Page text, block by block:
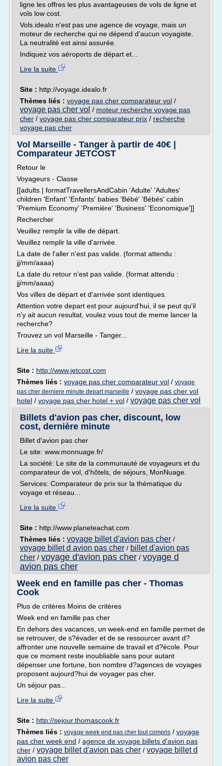
ligne les offres les plus avantageuses de vols de ligne et
vols low cost.
Vols.idealo n'est pas une agence de voyage, mais un
moteur de recherche qui ne dépend d'aucun voyagiste.
La neutralité est ainsi assurée.
Indiquez vos aéroports de départ et...
Lire la suite
Site : http://voyage.idealo.fr
Thèmes liés : voyage pas cher comparateur vol /
voyage pas cher vol / moteur recherche voyage pas
cher / voyage pas cher comparateur prix / recherche
voyage pas cher
Vol Marseille - Tanger à partir de 40€ |
Comparateur JETCOST
Retour le
Voyageurs - Classe
[[adults | formatTravellersAndCabin 'Adulte' 'Adultes'
children 'Enfant' 'Enfants' babies 'Bébé' 'Bébés' cabin
'Premium Economy' 'Première' 'Business' 'Economique']]
Rechercher
Veuillez remplir la ville de départ.
Veuillez remplir la ville d'arrivée.
La date de l'aller n'est pas valide. (format attendu :
jj/mm/aaaa)
La date du retour n'est pas valide. (format attendu :
jj/mm/aaaa)
Vos villes de départ et d'arrivée sont identiques.
Attention votre depart est pour aujourd'hui, il se peut qu'il
n'y ait aucun resultat, voulez vous tout de meme lancer la
recherche?
Trouvez un vol Marseille - Tanger...
Lire la suite
Site : http://www.jetcost.com
Thèmes liés : voyage pas cher comparateur vol / voyage
pas cher derniere minute depart marseille / voyage pas cher vol
hotel / voyage pas cher hotel + vol / voyage pas cher vol
Billets d'avion pas cher, discount, low
cost, dernière minute
Billet d'avion pas cher
Le site: www.monnuage.fr/
La société: Le site de la communauté de voyageurs et du
comparateur de vol, d'hôtels, de séjours, MonNuage.
Services: Comparateur de prix sur la thématique du
voyage et réseau...
Lire la suite
Site : http://www.planeteachat.com
Thèmes liés : voyage billet d'avion pas cher /
voyage billet d avion pas cher / billet d'avion pas
cher / voyage d'avion pas cher / voyage d
avion pas cher
Week end en famille pas cher - Thomas
Cook
Plus de critères Moins de critères
Week end en famille pas cher
En dehors des vacances, un week-end en famille permet de
se retrouver, de s?évader et de se ressourcer avant d?
affronter une nouvelle semaine de travail et d?école. Pour
que ce moment reste inoubliable sans pour autant
dépenser une fortune, bon nombre d?agences de voyages
proposent aujourd?hui de voyager pas cher.
Un séjour pas...
Lire la suite
Site : http://sejour.thomascook.fr
Thèmes liés : voyage week end pas cher tout compris / voyage
pas cher week end / agence de voyage billets d'avion pas
cher / voyage billet d'avion pas cher / voyage billet d
avion pas cher